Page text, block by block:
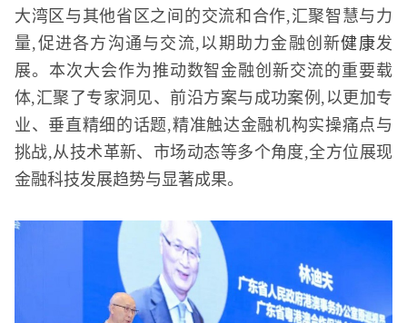
大湾区与其他省区之间的交流和合作,汇聚智慧与力
量,促进各方沟通与交流,以期助力金融创新健康发
展。本次大会作为推动数智金融创新交流的重要载
体,汇聚了专家洞见、前沿方案与成功案例,以更加专
业、垂直精细的话题,精准触达金融机构实操痛点与
挑战,从技术革新、市场动态等多个角度,全方位展现
金融科技发展趋势与显著成果。